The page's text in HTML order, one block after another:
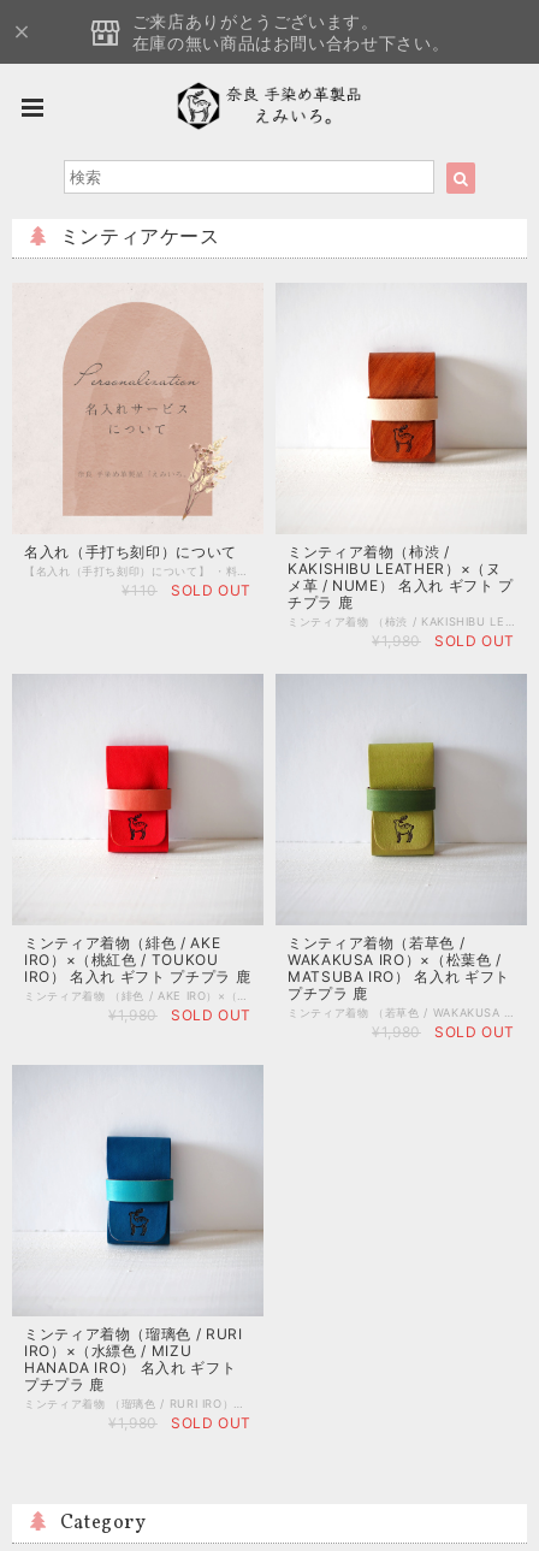
ご来店ありがとうございます。
在庫の無い商品はお問い合わせ下さい。
ミンティアケース
名入れ（手打ち刻印）について
¥110 SOLD OUT
ミンティア着物（柿渋 /
KAKISHIBU LEATHER）×（ヌ
メ革 / NUME） 名入れ ギフト プ
チプラ 鹿
ミンティア着物 （柿渋 / KAKISHIBU LEATHER）×（ヌメ革 / NUME） ミンティアのためだけに、手染めの革を用いて専用ケースを制作いたしました。 着物と帯をイメージした配色のデザインがお洒落です。 ケースを装着したままミンティアを食べる事が出来る仕組みになっています。 微笑む鹿のロゴマークが手押し焼印されています。 コバ（革の断面）は職人が「切り目コバ磨き」を行っています。 あえてコバの着色は使わず、ワックスと蝋を染み込ませてじっくりとコバ磨きを行う事で、カジュアル過ぎない丁寧な手仕事を感じていただける仕様です。 こちらの商品は、奈良の職人が手染めした「柿渋染めレザー」を使用しています。 ※柿渋染めレザーは、木目柄の細かさ、色の濃さ、柄の向きがそれぞれ異なります。 実店舗では商品を実際に手にとってお選び頂けますが、通販の特性上、オンラインショップではスタッフのお任せとさせていただきます。 ※ミンティアは付属しておりません。 ※ミンティアはアサヒグループ食品の商品です。 ※こちらの商品は非オフィシャルグッズです。 ■サイズ 通常版ミンティアに対応 外寸（ミンティア装着時） / 縦 約8.0cm×幅 約4.5cm ■素材 本体/ 牛革 ■名入れ ・名入れご希望の場合は、名入れオプションサービス（有料）をお付け下さい。 ・こちらの商品は最大文字数４文字となっております。 ・文字入れの位置につきましては職人おまかせとなり、ご指定いただけません。 ・アルファベット大文字のみとなります。 ・記号は刻印見本の写真に掲載しているもののみです。 ※スマホアプリのバージョンが最新では無い場合、名入れオプションがお選び頂けない場合がございます。その場合は、パソコンでの接続をお試しくださいませ。 ※職人が１文字ずつ手打ちで打刻いたしますので、若干の位置ズレ等が起こる場合がございます。 <柿渋染めレザーについて> 柿渋は古来より日本で利用されてきた伝統的な染料です。 職人が、革に柿渋を何度も何度も刷毛で塗り重ねていき、天日干しする事で美しい木目模様が浮かびます。（鹿の毛並みに似ているとも言われています。） 柿渋染めは、太陽の染めとも称され、太陽光で日焼けさせる事によって、色に深みが増していく経年変化を楽しむ事ができます。 メイドイン奈良ブランドとして、もっとも力を入れて制作しているオリジナルレザーです。 <日本の伝統色シリーズについて> 昔から日本で愛されてきた美しい色彩の数々。 そんな日本の伝統色から、現代の暮らしに合う色を選び制作しています。 職人が一枚一枚、植物由来のエキスと染料を独自のレシピで調合したオリジナル染料を使用して、丁寧に手染めで制作しているオリジナルカラー。 「EMIIRO.」でしか手に入らない特別なお色をお楽しみください。 <素上げの本革について> ・原皮の素地をそのまま活かした革本来の風合いを大切にするために、一般的な皮革製造では行われる「傷隠し塗装」や「樹脂による色止め」といった加工を行わずに仕上げています。生物の証であるシワや血管の筋、生前の傷跡などが見受けられる場合はございますが、天然皮革ならではの表情(ネイチャーマーク)としてお楽しみ下さい。 <色落ち・色移りについて> 革の風合いを大事にした色付けと仕上げをした革のため、水濡れや摩擦、長時間にわたって接触することよって「色落ち・色移り」する場合がございます。薄い色のお洋服やお鞄などと一緒にお使いになる際はご注意くださいませ。 「フッ素系の防水スプレー」をお使いいただくことで「色落ち・色移り」を完全ではありませんが緩和する事が出来ます。気になる方は防水スプレーのご使用をご検討下さい。 ※手仕事での制作ですので数値はすべて概寸となります。 ※天然皮革の特性上、革のロット毎に色合いに違いが生じます。 ※ご覧いただく環境や設備の違いにより、写真と実物の色合いが異なって見えてしまう場合がございます。
¥1,980 SOLD OUT
ミンティア着物（緋色 / AKE
IRO）×（桃紅色 / TOUKOU
IRO） 名入れ ギフト プチプラ 鹿
ミンティア着物 （緋色 / AKE IRO）×（桃紅色 / TOUKOU IRO） ミンティアのためだけに、手染めの革を用いて専用ケースを制作いたしました。 着物と帯をイメージした配色のデザインがお洒落です。 ケースを装着したままミンティアを食べる事が出来る仕組みになっています。 微笑む鹿のロゴマークが手押し焼印されています。 コバ（革の断面）は職人が「切り目コバ磨き」を行っています。 あえてコバの着色は使わず、ワックスと蝋を染み込ませてじっくりとコバ磨きを行う事で、カジュアル過ぎない丁寧な手仕事を感じていただける仕様です。 こちらの商品は、奈良の職人が日本の伝統色をイメージして手染めした、「日本の伝統色シリーズ」の革を使用しています。 ※日本の伝統色シリーズのレザーは、色の濃淡、刷毛柄の向きや出方がそれぞれ異なります。 実店舗では商品を実際に手にとってお選び頂けますが、通販の特性上、オンラインショップではスタッフのお任せとさせていただきます。 ※ミンティアは付属しておりません。 ※ミンティアはアサヒグループ食品の商品です。 ※こちらの商品は非オフィシャルグッズです。 ■サイズ 通常版ミンティアに対応 外寸（ミンティア装着時） / 縦 約8.0cm×幅 約4.5cm ■素材 本体/ 牛革 ■名入れ ・名入れご希望の場合は、名入れオプションサービス（有料）をお付け下さい。 ・こちらの商品は最大文字数４文字となっております。 ・文字入れの位置につきましては職人おまかせとなり、ご指定いただけません。 ・アルファベット大文字のみとなります。 ・記号は刻印見本の写真に掲載しているもののみです。 ※スマホアプリのバージョンが最新では無い場合、名入れオプションがお選び頂けない場合がございます。その場合は、パソコンでの接続をお試しくださいませ。 ※職人が１文字ずつ手打ちで打刻いたしますので、若干の位置ズレ等が起こる場合がございます。 <柿渋染めレザーについて> 柿渋は古来より日本で利用されてきた伝統的な染料です。 職人が、革に柿渋を何度も何度も刷毛で塗り重ねていき、天日干しする事で美しい木目模様が浮かびます。（鹿の毛並みに似ているとも言われています。） 柿渋染めは、太陽の染めとも称され、太陽光で日焼けさせる事によって、色に深みが増していく経年変化を楽しむ事ができます。 メイドイン奈良ブランドとして、もっとも力を入れて制作しているオリジナルレザーです。 <日本の伝統色シリーズについて> 昔から日本で愛されてきた美しい色彩の数々。 そんな日本の伝統色から、現代の暮らしに合う色を選び制作しています。 職人が一枚一枚、植物由来のエキスと染料を独自のレシピで調合したオリジナル染料を使用して、丁寧に手染めで制作しているオリジナルカラー。 「EMIIRO.」でしか手に入らない特別なお色をお楽しみください。 <素上げの本革について> ・原皮の素地をそのまま活かした革本来の風合いを大切にするために、一般的な皮革製造では行われる「傷隠し塗装」や「樹脂による色止め」といった加工を行わずに仕上げています。生物の証であるシワや血管の筋、生前の傷跡などが見受けられる場合はございますが、天然皮革ならではの表情(ネイチャーマーク)としてお楽しみ下さい。 <色落ち・色移りについて> 革の風合いを大事にした色付けと仕上げをした革のため、水濡れや摩擦、長時間にわたって接触することよって「色落ち・色移り」する場合がございます。薄い色のお洋服やお鞄などと一緒にお使いになる際はご注意くださいませ。 「フッ素系の防水スプレー」をお使いいただくことで「色落ち・色移り」を完全ではありませんが緩和する事が出来ます。気になる方は防水スプレーのご使用をご検討下さい。 ※手仕事での制作ですので数値はすべて概寸となります。 ※天然皮革の特性上、革のロット毎に色合いに違いが生じます。 ※ご覧いただく環境や設備の違いにより、写真と実物の色合いが異なって見えてしまう場合がございます。
¥1,980 SOLD OUT
ミンティア着物（若草色 /
WAKAKUSA IRO）×（松葉色 /
MATSUBA IRO） 名入れ ギフト
プチプラ 鹿
¥1,980 SOLD OUT
ミンティア着物（瑠璃色 / RURI
IRO）×（水縹色 / MIZU
HANADA IRO） 名入れ ギフト
プチプラ 鹿
¥1,980 SOLD OUT
Category